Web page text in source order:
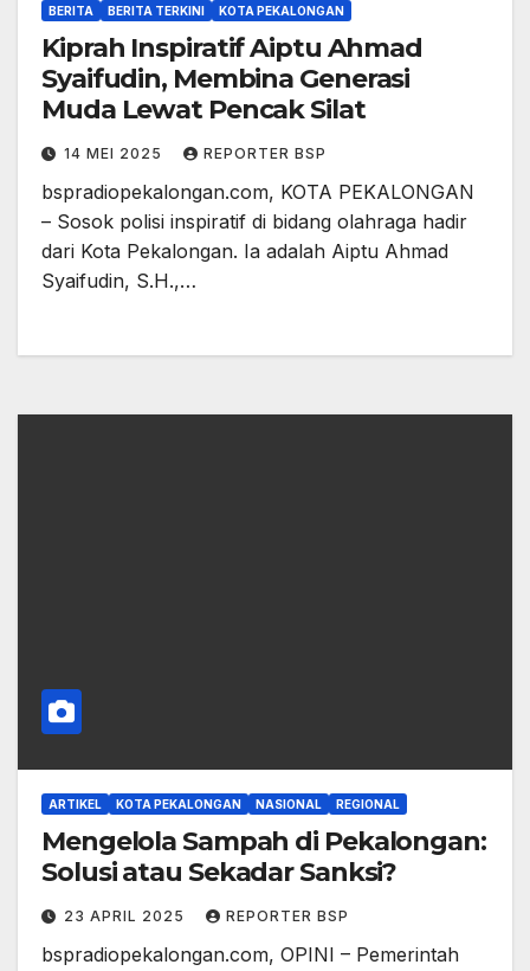
BERITA BERITA TERKINI KOTA PEKALONGAN
Kiprah Inspiratif Aiptu Ahmad
Syaifudin, Membina Generasi
Muda Lewat Pencak Silat
14 MEI 2025 REPORTER BSP
bspradiopekalongan.com, KOTA PEKALONGAN
– Sosok polisi inspiratif di bidang olahraga hadir
dari Kota Pekalongan. Ia adalah Aiptu Ahmad
Syaifudin, S.H.,…
ARTIKEL KOTA PEKALONGAN NASIONAL REGIONAL
Mengelola Sampah di Pekalongan:
Solusi atau Sekadar Sanksi?
23 APRIL 2025 REPORTER BSP
bspradiopekalongan.com, OPINI – Pemerintah